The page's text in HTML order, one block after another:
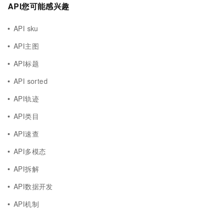
API您可能感兴趣
API sku
API主图
API标题
API sorted
API轨迹
API类目
API速查
API多模态
API拆解
API数据开发
API机制